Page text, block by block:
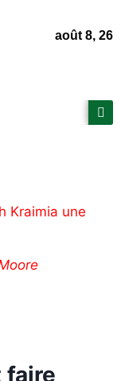
août 8, 26
faire